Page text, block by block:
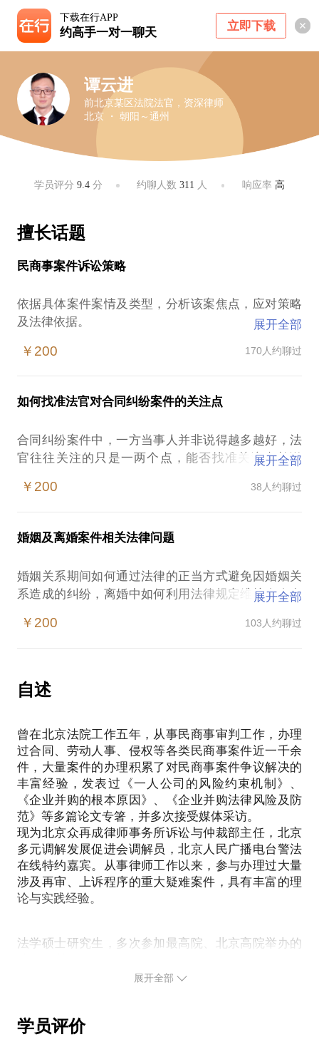
下载在行APP
约高手一对一聊天 立即下载
谭云进
前北京某区法院法官，资深律师
北京 ・ 朝阳～通州
学员评分9.4 分 约聊人数311 人 响应率 高
擅长话题
民商事案件诉讼策略
依据具体案件案情及类型，分析该案焦点，应对策略
及法律依据。
【在行郑重提示】：此话题内容仅为该行家在法律领
不具有任何法律效力。如您需要聘请律师，在行建议
您通过正式途径签订相关的律师代理合同、顾问合同
表平台观点，平台对话题内容不予担保，烦请知悉。
展开全部
￥200 170人约聊过
如何找准法官对合同纠纷案件的关注点
合同纠纷案件中，一方当事人并非说得越多越好，法
官往往关注的只是一两个点，能否找准关注点并说
间，我审理过大量涉及房屋买卖，租赁，股权转让等
意见，希望可以为您提供必要的帮助。
域的个人经验、意见或观点，仅供学员参考使用，亦
不具有任何法律效力。如您需要聘请律师，在行建议
您通过正式途径签订相关的律师代理合同、顾问合同
展开全部
￥200 38人约聊过
婚姻及离婚案件相关法律问题
婚姻关系期间如何通过法律的正当方式避免因婚姻关
系造成的纠纷，离婚中如何利用法律规定维护自身合
件的经验为你一一道来。
域的个人经验、意见或观点，仅供学员参考使用，亦
不具有任何法律效力。如您需要聘请律师，在行建议
或其他形式的聘用合同。本话题内容及行家观点不代
表平台观点，平台对话题内容不予担保，烦请知悉。
展开全部
￥200 103人约聊过
自述
曾在北京法院工作五年，从事民商事审判工作，办理
过合同、劳动人事、侵权等各类民商事案件近一千余
件，大量案件的办理积累了对民商事案件争议解决的
丰富经验，发表过《一人公司的风险约束机制》、
《企业并购的根本原因》、《企业并购法律风险及防
范》等多篇论文专箸，并多次接受媒体采访。
现为北京众再成律师事务所诉讼与仲裁部主任，北京
多元调解发展促进会调解员，北京人民广播电台警法
在线特约嘉宾。从事律师工作以来，参与办理过大量
涉及再审、上诉程序的重大疑难案件，具有丰富的理
论与实践经验。
法学硕士研究生，多次参加最高院、北京高院举办的
审判一职。
展开全部
学员评价